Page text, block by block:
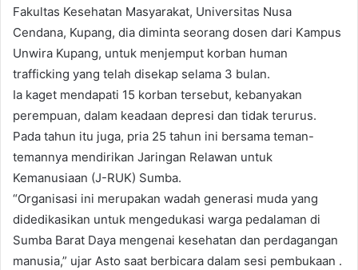
Fakultas Kesehatan Masyarakat, Universitas Nusa
Cendana, Kupang, dia diminta seorang dosen dari Kampus
Unwira Kupang, untuk menjemput korban human
trafficking yang telah disekap selama 3 bulan.
Ia kaget mendapati 15 korban tersebut, kebanyakan
perempuan, dalam keadaan depresi dan tidak terurus.
Pada tahun itu juga, pria 25 tahun ini bersama teman-
temannya mendirikan Jaringan Relawan untuk
Kemanusiaan (J-RUK) Sumba.
“Organisasi ini merupakan wadah generasi muda yang
didedikasikan untuk mengedukasi warga pedalaman di
Sumba Barat Daya mengenai kesehatan dan perdagangan
manusia,” ujar Asto saat berbicara dalam sesi pembukaan .